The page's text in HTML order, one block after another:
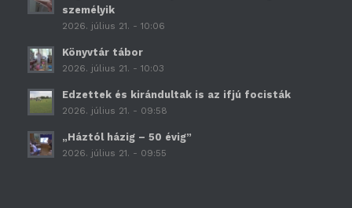
személyik
2026. július 21. - 10:06
Könyvtár tábor
2026. július 21. - 10:03
Edzettek és kirándultak is az ifjú focisták
2026. július 21. - 09:58
„Háztól házig – 50 évig”
2026. július 21. - 09:55